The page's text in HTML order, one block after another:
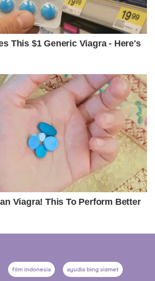
film indonesia ayudia bing slamet